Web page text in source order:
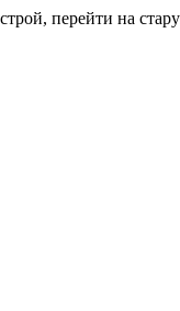
перейти на